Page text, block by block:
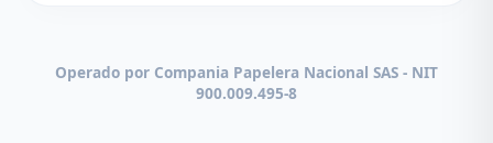
Operado por Compania Papelera Nacional SAS - NIT
900.009.495-8